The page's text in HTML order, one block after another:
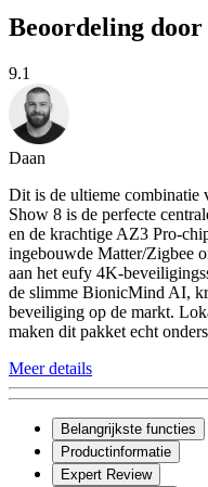
Beoordeling door
9.1
Daan
Dit is de ultieme combinatie
Show 8 is de perfecte
en de krachtige AZ3 Pro-
ingebouwde Matter/Zigbee
aan het eufy 4K-
de slimme BionicMind AI,
beveiliging op de markt.
maken dit pakket echt
Meer details
Belangrijkste functies
Productinformatie
Expert Review